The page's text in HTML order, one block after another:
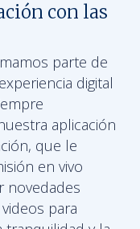
con las
parte de
digital
aplicación
que le
en vivo
novedades
para